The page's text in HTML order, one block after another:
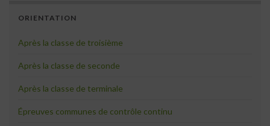
ORIENTATION
Après la classe de troisième
Après la classe de seconde
Après la classe de terminale
Épreuves communes de contrôle continu